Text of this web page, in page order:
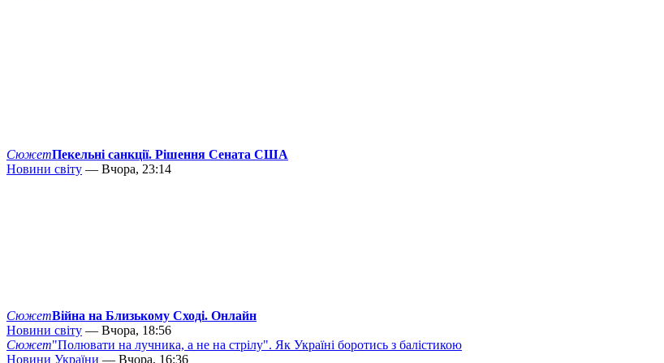
СюжетПекельні санкції. Рішення Сената США
Новини світу — Вчора, 23:14
СюжетВійна на Близькому Сході. Онлайн
Новини світу — Вчора, 18:56
Сюжет"Полювати на лучника, а не на стрілу". Як Україні боротись з балістикою
Новини України — Вчора, 16:36